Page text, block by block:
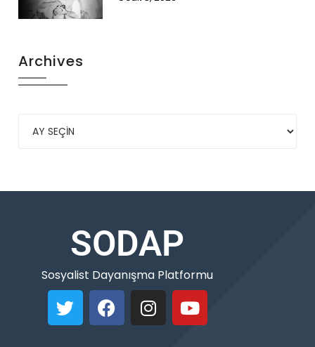
Archives
SODAP
Sosyalist Dayanışma Platformu